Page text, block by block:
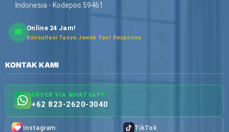
Indonesia - Kodepos 59461
Online 24 Jam!
Konsultasi Tanya Jawab Fast Response
KONTAK KAMI
ORDER VIA WHATSAPP
+62 823-2620-3040
Instagram TikTok